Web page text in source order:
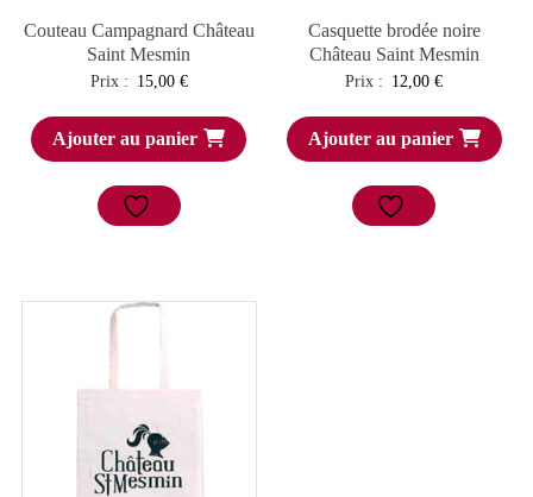
Couteau Campagnard Château
Saint Mesmin
Prix : 15,00 €
Ajouter au panier
Casquette brodée noire
Château Saint Mesmin
Prix : 12,00€
Ajouter au panier